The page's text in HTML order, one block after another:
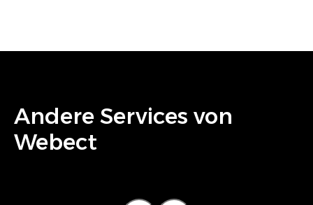
Andere Services von
Webect